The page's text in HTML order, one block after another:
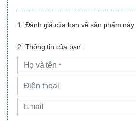
1. Đánh giá của bạn về sản phẩm này:
2. Thông tin của bạn: